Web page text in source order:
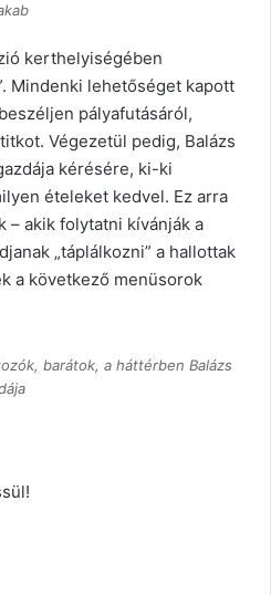
kerthelyiségében
Mindenki lehetőséget kapott
pályafutásáról,
Végezetül pedig, Balázs
kérésére, ki-ki
ételeket kedvel. Ez arra
– akik folytatni kívánják a
„táplálkozni” a hallottak
a következő menüsorok
barátok, a háttérben Balázs